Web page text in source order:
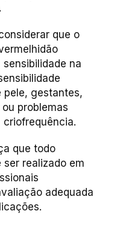
que o
na
pele, gestantes,
problemas
que todo
realizado em
adequada